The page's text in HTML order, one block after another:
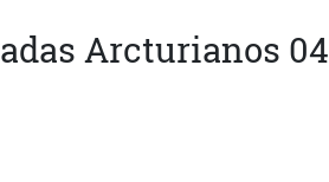
Arcturianos 04